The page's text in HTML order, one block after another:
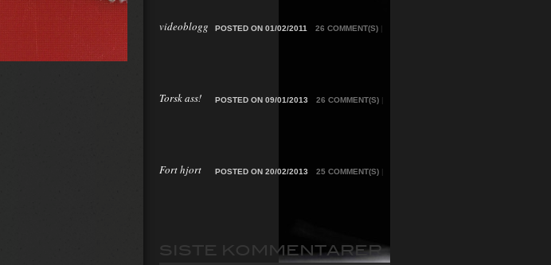
videoblogg 26 COMMENT(S) |
POSTED ON 01/02/2011
Torsk ass! 26 COMMENT(S) |
POSTED ON 09/01/2013
Fort hjort 25 COMMENT(S) |
POSTED ON 20/02/2013
SISTE KOMMENTARER